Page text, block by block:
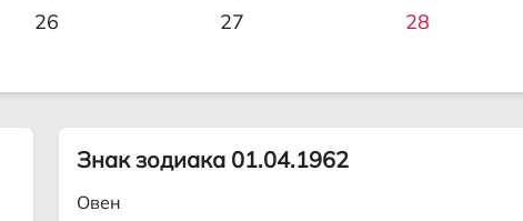
26 27 28
Знак зодиака 01.04.1962
Овен